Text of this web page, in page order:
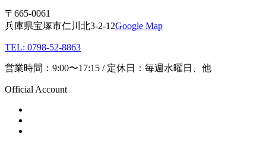
〒665-0061
兵庫県宝塚市仁川北3-2-12Google Map
TEL: 0798-52-8863
営業時間：9:00〜17:15 / 定休日：毎週水曜日、他
Official Account